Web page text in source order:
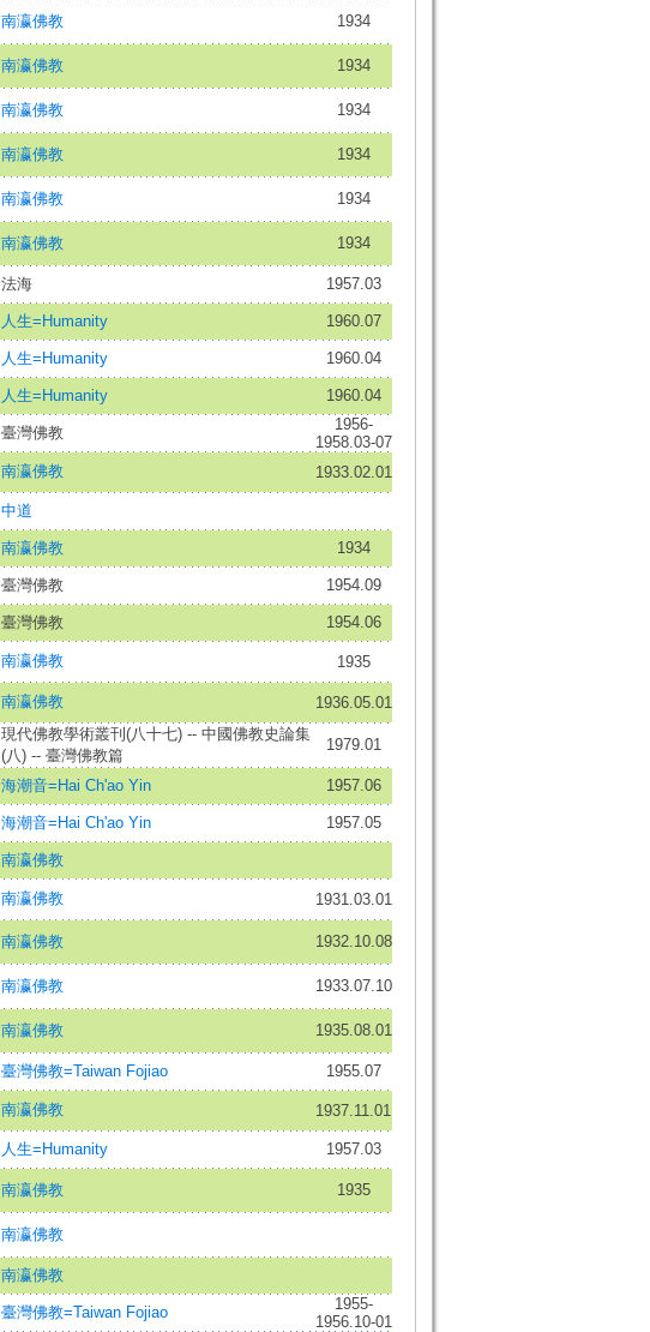
南瀛佛教 1934
南瀛佛教
1934
南瀛佛教 1934
南瀛佛教 1934
南瀛佛教 1934
南瀛佛教 1934
法海 1957.03
人生=Humanity 1960.07
人生=Humanity 1960.04
人生=Humanity 1960.04
臺灣佛教
1956-
1958.03-07
南瀛佛教 1933.02.01
中道
南瀛佛教 1934
臺灣佛教 1954.09
臺灣佛教 1954.06
南瀛佛教 1935
南瀛佛教 1936.05.01
現代佛教學術叢刊(八十七) -- 中國佛教史論集
(八) -- 臺灣佛教篇
1979.01
海潮音=Hai Ch'ao Yin 1957.06
海潮音=Hai Ch'ao Yin 1957.05
南瀛佛教
南瀛佛教
1931.03.01
南瀛佛教
1932.10.08
南瀛佛教
1933.07.10
南瀛佛教 1935.08.01
臺灣佛教=Taiwan Fojiao 1955.07
南瀛佛教 1937.11.01
人生=Humanity
1957.03
南瀛佛教
1935
南瀛佛教
南瀛佛教
臺灣佛教=Taiwan Fojiao
1955-
1956.10-01